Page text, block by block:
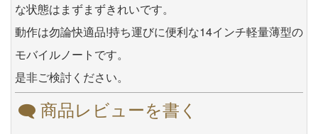
な状態はまずまずきれいです。
動作は勿論快適品!持ち運びに便利な14インチ軽量薄型の
モバイルノートです。
是非ご検討ください。
商品レビューを書く